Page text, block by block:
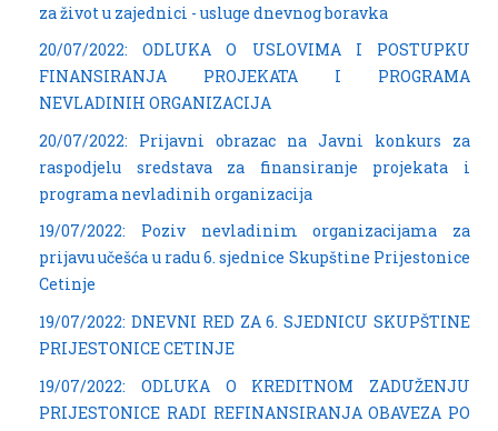
za život u zajednici - usluge dnevnog boravka
20/07/2022: ODLUKA O USLOVIMA I POSTUPKU
FINANSIRANJA PROJEKATA I PROGRAMA
NEVLADINIH ORGANIZACIJA
20/07/2022: Prijavni obrazac na Javni konkurs za
raspodjelu sredstava za finansiranje projekata i
programa nevladinih organizacija
19/07/2022: Poziv nevladinim organizacijama za
prijavu učešća u radu 6. sjednice Skupštine Prijestonice
Cetinje
19/07/2022: DNEVNI RED ZA 6. SJEDNICU SKUPŠTINE
PRIJESTONICE CETINJE
19/07/2022: ODLUKA O KREDITNOM ZADUŽENJU
PRIJESTONICE RADI REFINANSIRANJA OBAVEZA PO